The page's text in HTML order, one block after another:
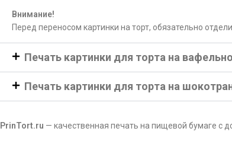
Внимание!
Перед переносом картинки на торт, обязательно
Печать картинки для торта на
Печать картинки для торта на
PrinTort.ru — качественная печать на пищевой бумаге с